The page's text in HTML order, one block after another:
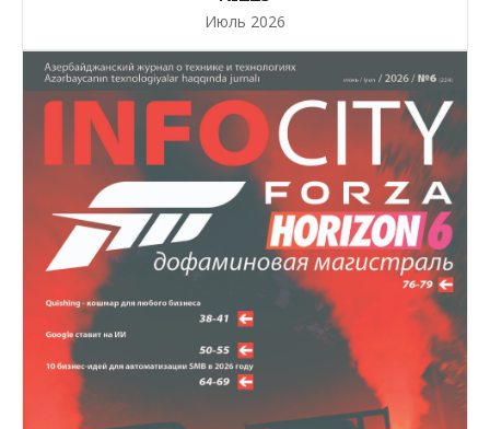
Июль 2026